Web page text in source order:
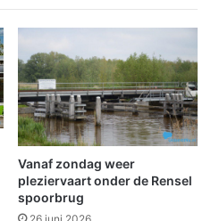
Vanaf zondag weer
pleziervaart onder de Rensel
spoorbrug